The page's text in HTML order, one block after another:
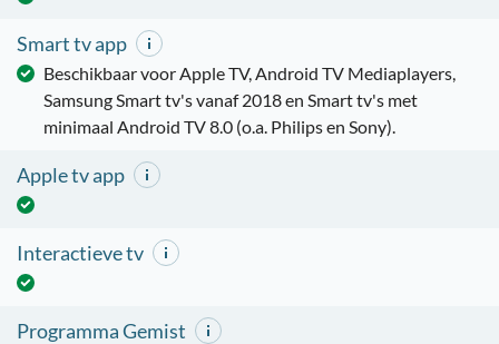
Smart tv app
Beschikbaar voor Apple TV, Android TV Mediaplayers,
Samsung Smart tv's vanaf 2018 en Smart tv's met
minimaal Android TV 8.0 (o.a. Philips en Sony).
Apple tv app
Interactieve tv
Programma Gemist